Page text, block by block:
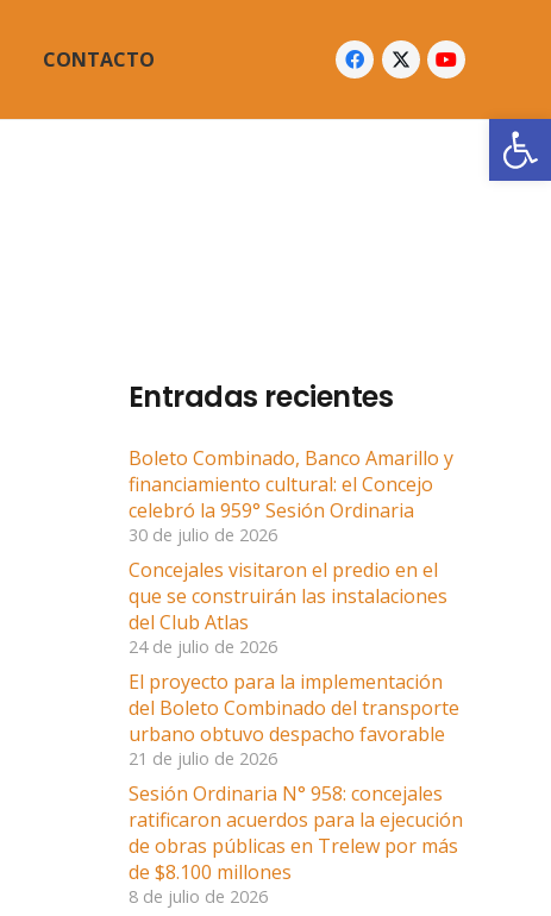
CONTACTO
Entradas recientes
Boleto Combinado, Banco Amarillo y
financiamiento cultural: el Concejo
celebró la 959° Sesión Ordinaria
30 de julio de 2026
Concejales visitaron el predio en el
que se construirán las instalaciones
del Club Atlas
24 de julio de 2026
El proyecto para la implementación
del Boleto Combinado del transporte
urbano obtuvo despacho favorable
21 de julio de 2026
Sesión Ordinaria N° 958: concejales
ratificaron acuerdos para la ejecución
de obras públicas en Trelew por más
de $8.100 millones
8 de julio de 2026